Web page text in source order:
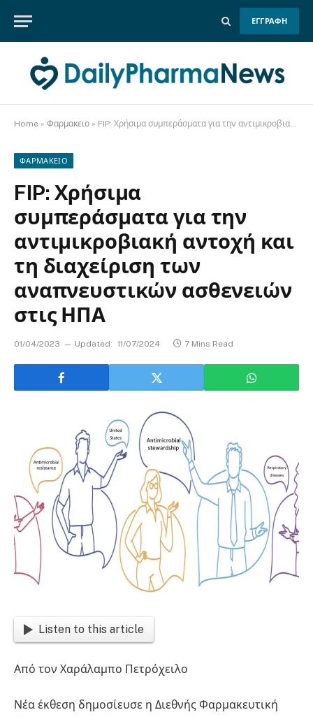
ΕΓΓΡΑΦΗ
Home » Φαρμακειο » FIP: Χρήσιμα συμπεράσματα για την αντιμικροβιακή αντοχή και τη διαχείριση των αναπνευστικών ασθενειών στις ΗΠΑ
ΦΑΡΜΑΚΕΙΟ
FIP: Χρήσιμα
συμπεράσματα για την
αντιμικροβιακή αντοχή και
τη διαχείριση των
αναπνευστικών ασθενειών
στις ΗΠΑ
01/04/2023 Updated: 11/07/2024 7 Mins Read
Listen to this article
Από τον Χαράλαμπο Πετρόχειλο
Νέα έκθεση δημοσίευσε η Διεθνής Φαρμακευτική